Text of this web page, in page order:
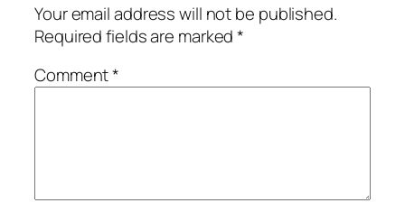
Your email address will not be published.
Required fields are marked*
Comment*